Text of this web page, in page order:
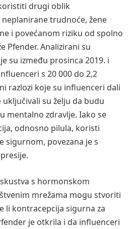
drugi oblik
trudnoće, žene
i povećanom riziku od spolno
Pfender. Analizirani su
su između prosinca 2019. i
s 20 000 do 2,2
razlozi koje su influenceri dali
su želju da budu
mentalno zdravlje. Iako se
odnosno pilula, koristi
sigurnom, povezana je s
s hormonskom
mrežama mogu stvoriti
li kontracepcija sigurna za
je otkrila i da influenceri